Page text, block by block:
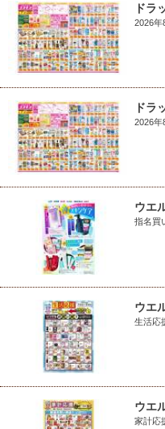
ドラ
2026年
ドラ
2026年
ウエ
指名買
ウエ
生活応
ウエ
家計応